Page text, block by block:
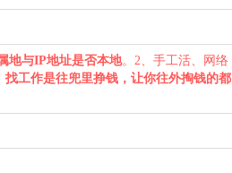
地与IP地址是否本地。2、手工活、网络
找工作是往兜里挣钱，让你往外掏钱的都